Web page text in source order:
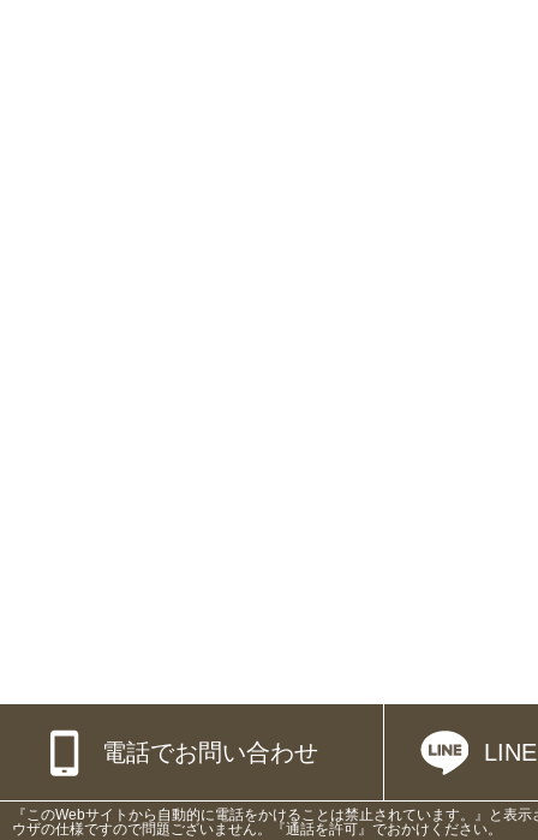
電話でお問い合わせ
『このWebサイトから自動的に電話をかけることは禁止されています。』と表
ウザの仕様ですので問題ございません。『通話を許可』でおかけください。